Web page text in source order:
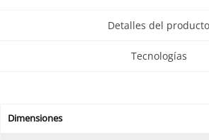
Detalles del producto
Tecnologías
Dimensiones